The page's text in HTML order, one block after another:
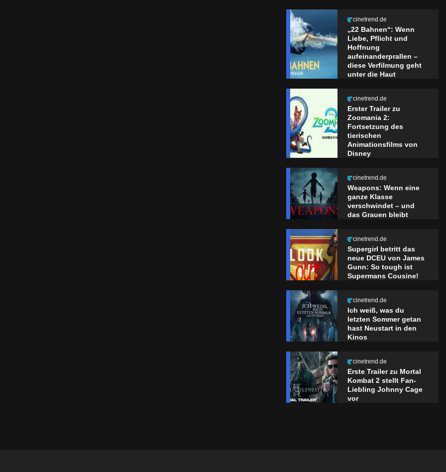
cinetrend.de
„22 Bahnen“: Wenn
Liebe, Pflicht und
Hoffnung
aufeinanderprallen –
diese Verfilmung geht
unter die Haut
cinetrend.de
Erster Trailer zu
Zoomania 2:
Fortsetzung des
tierischen
Animationsfilms von
Disney
cinetrend.de
Weapons: Wenn eine
ganze Klasse
verschwindet – und
das Grauen bleibt
cinetrend.de
Supergirl betritt das
neue DCEU von James
Gunn: So tough ist
Supermans Cousine!
cinetrend.de
Ich weiß, was du
letzten Sommer getan
hast Neustart in den
Kinos
cinetrend.de
Erste Trailer zu Mortal
Kombat 2 stellt Fan-
Liebling Johnny Cage
vor